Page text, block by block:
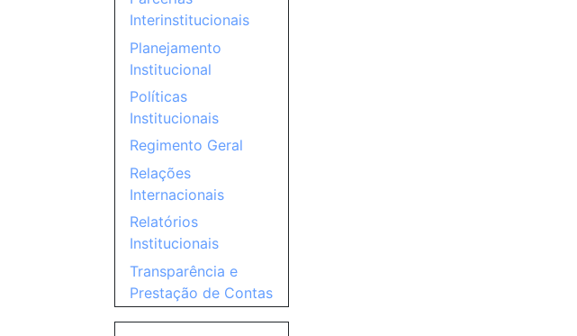
Interinstitucionais
Planejamento
Institucional
Políticas
Institucionais
Regimento Geral
Relações
Internacionais
Relatórios
Institucionais
Transparência e
Prestação de Contas